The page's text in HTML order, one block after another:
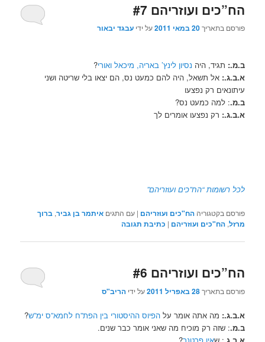
הח”כים ועוזריהם #7
פורסם בתאריך20 במאי 2011 על ידיעבגד יבאור
ב.מ.: תגיד, היה נסיון לינץ’ באריה, מיכאל ואורי?
א.ב.ג.: אל תשאל, היה להם כמעט נס, הם יצאו בלי שריטה ושני
עיתונאים רק נפצעו
ב.מ.: למה כמעט נס?
א.ב.ג.: רק נפצעו אומרים לך
לכל רשומות “הח”כים ועוזריהם”
פורסם בקטגוריה הח"כים ועוזריהם |עם התגים איתמר בן גביר,ברוך
מרזל,הח"כים ועוזריהם | כתיבת תגובה
הח”כים ועוזריהם #6
פורסם בתאריך28 באפריל 2011 על ידיהריב"ס
א.ב.ג.: מה אתה אומר עלהפיוס ההיסטורי בין הפת”ח לחמא”ס ימ”ש?
ב.מ.: שזה רק מוכיח מה שאני אומר כבר שנים.